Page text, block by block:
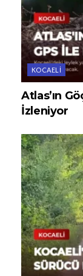
KOCAELI
Atlas’ın
İzleniyor